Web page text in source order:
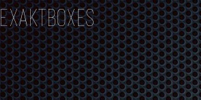
EXAKTBOXES